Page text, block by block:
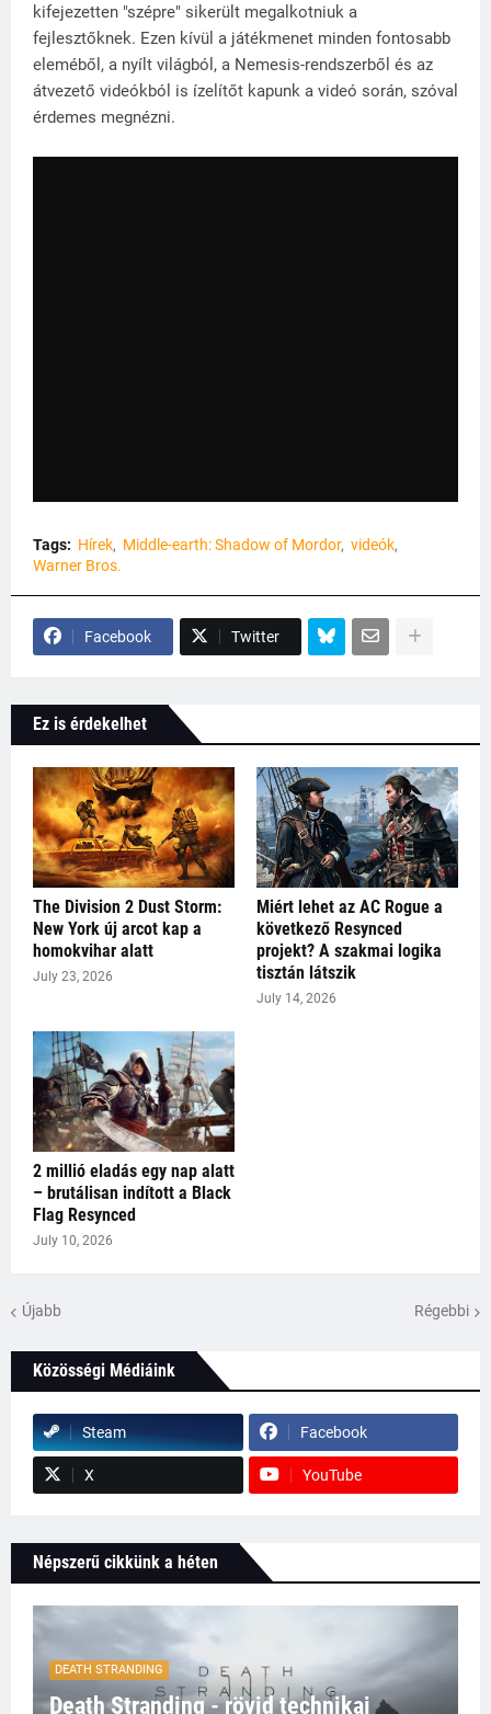
kifejezetten "szépre" sikerült megalkotniuk a
fejlesztőknek. Ezen kívül a játékmenet minden fontosabb
eleméből, a nyílt világból, a Nemesis-rendszerből és az
átvezető videókból is ízelítőt kapunk a videó során, szóval
érdemes megnézni.
Tags: Hírek Middle-earth: Shadow of Mordor videók
Warner Bros.
Facebook Twitter
Ez is érdekelhet
The Division 2 Dust Storm:
New York új arcot kap a
homokvihar alatt
July 23, 2026
Miért lehet az AC Rogue a
következő Resynced
projekt? A szakmai logika
tisztán látszik
July 14, 2026
2 millió eladás egy nap alatt
– brutálisan indított a Black
Flag Resynced
July 10, 2026
Újabb Régebbi
Közösségi Médiáink
Steam Facebook
X YouTube
Népszerű cikkünk a héten
DEATH STRANDING
Death Stranding - rövid technikai